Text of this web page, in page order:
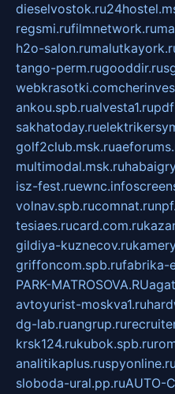
dieselvostok.ru
regsmi.rufilmnetwork.ru
h2o-salon.ru
tango-perm.rugooddir.ru
webkrasotki.com
ankou.spb.rualvesta1.ru
sakhatoday.ru
golf2club.msk.ru
multimodal.msk.ru
isz-fest.ruewnc.info
volnav.spb.rucomnat.ru
tesiaes.rucard.com.ru
gildiya-kuznecov.ru
griffoncom.spb.rufabrika-
PARK-MATROSOVA.RU
avtoyurist-moskva1.ru
dg-lab.ruangrup.ru
krsk124.rukubok.spb.ru
analitikaplus.ruspyonline.ru
sloboda-ural.pp.ruAUTO-